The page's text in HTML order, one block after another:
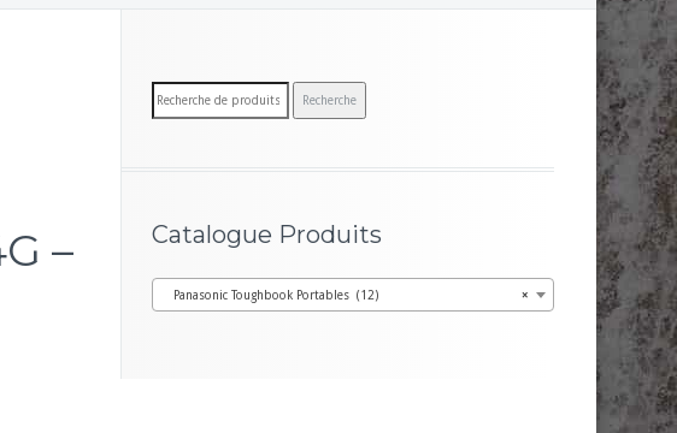
–
R
e
r
c
h
Recherche
Catalogue Produits
×
Panasonic Toughbook Portables (12)